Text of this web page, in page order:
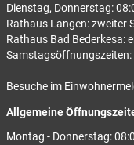
Dienstag, Donnerstag:
Rathaus Langen: zweiter
Rathaus Bad Bederkesa:
Samstagsöffnungszeiten:
Besuche im
Allgemeine
Montag - Donnerstag: